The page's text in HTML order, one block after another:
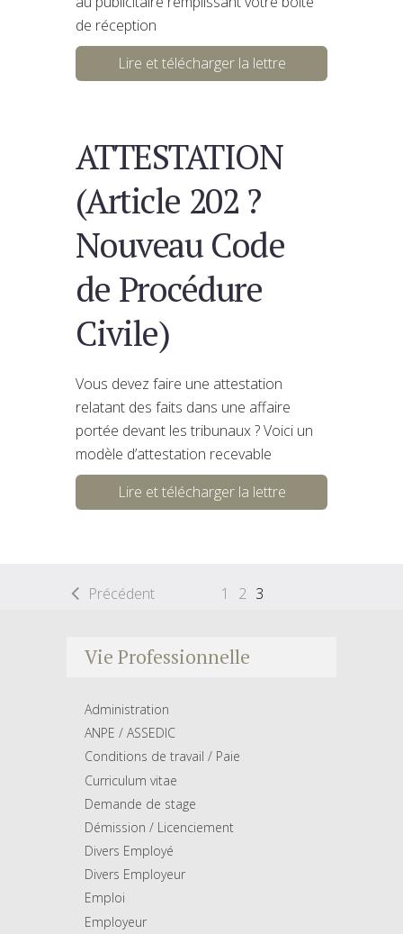
de réception
Lire et télécharger la lettre
ATTESTATION
(Article 202 ?
Nouveau Code
de Procédure
Civile)
Vous devez faire une attestation
relatant des faits dans une affaire
portée devant les tribunaux ? Voici un
modèle d’attestation recevable
Lire et télécharger la lettre
Précédent 1 2 3
Vie Professionnelle
Administration
ANPE / ASSEDIC
Conditions de travail / Paie
Curriculum vitae
Demande de stage
Démission / Licenciement
Divers Employé
Divers Employeur
Emploi
Employeur